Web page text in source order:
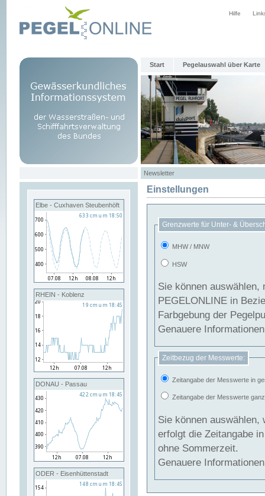
Hilfe
Start Pegelauswahl über Karte
Newsletter
Elbe - Cuxhaven Steubenhöft
RHEIN - Koblenz
DONAU - Passau
ODER - Eisenhüttenstadt
Einstellungen
Grenzwerte für Unter- &
MHW / MNW
HSW
Sie können
PEGELONLINE in Beziehung
Farbgebung der
Genauere
Zeitbezug der Messwerte:
Zeitangabe der Messwerte in
Zeitangabe der Messwerte
Sie können auswählen,
erfolgt die Zeitangabe
ohne Sommerzeit.
Genauere